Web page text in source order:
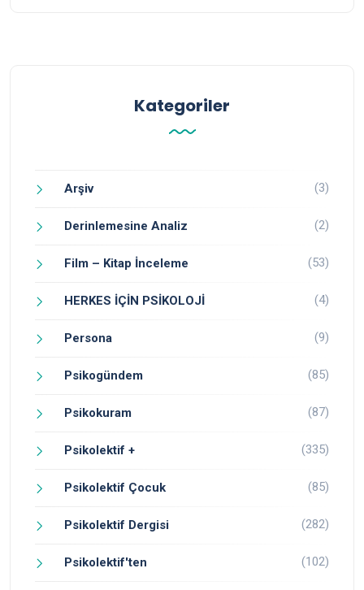
Kategoriler
Arşiv (3)
Derinlemesine Analiz (2)
Film – Kitap İnceleme (53)
HERKES İÇİN PSİKOLOJİ (4)
Persona (9)
Psikogündem (85)
Psikokuram (87)
Psikolektif + (335)
Psikolektif Çocuk (85)
Psikolektif Dergisi (282)
Psikolektif'ten (102)